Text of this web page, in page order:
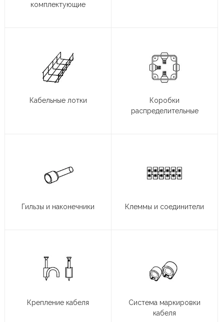
комплектующие
Кабельные лотки
Коробки
распределительные
Гильзы и наконечники Клеммы и соединители
Крепление кабеля
Система маркировки
кабеля